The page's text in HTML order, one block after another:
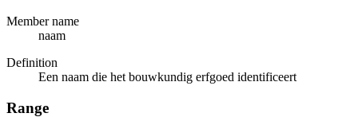
Member name
naam
Definition
Een naam die het bouwkundig erfgoed identificeert
Range